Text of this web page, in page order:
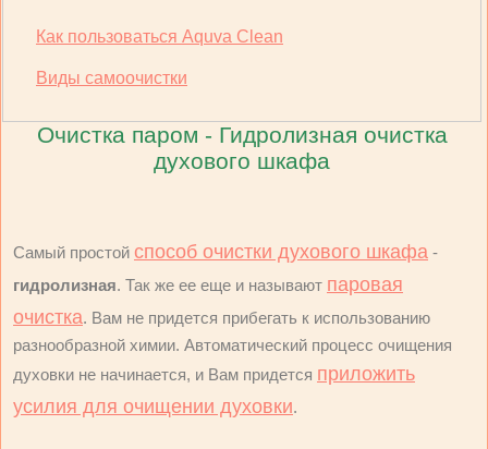
Как пользоваться Aquva Clean
Виды самоочистки
Очистка паром - Гидролизная очистка
духового шкафа
Самый простой способ очистки духового шкафа -
гидролизная. Так же ее еще и называют паровая
очистка. Вам не придется прибегать к использованию
разнообразной химии. Автоматический процесс очищения
духовки не начинается, и Вам придется приложить
усилия для очищении духовки.